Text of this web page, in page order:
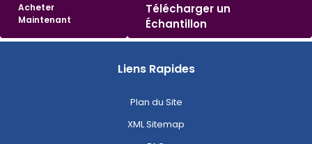
Acheter
Maintenant
Télécharger un
Échantillon
Liens Rapides
Plan du Site
XML Sitemap